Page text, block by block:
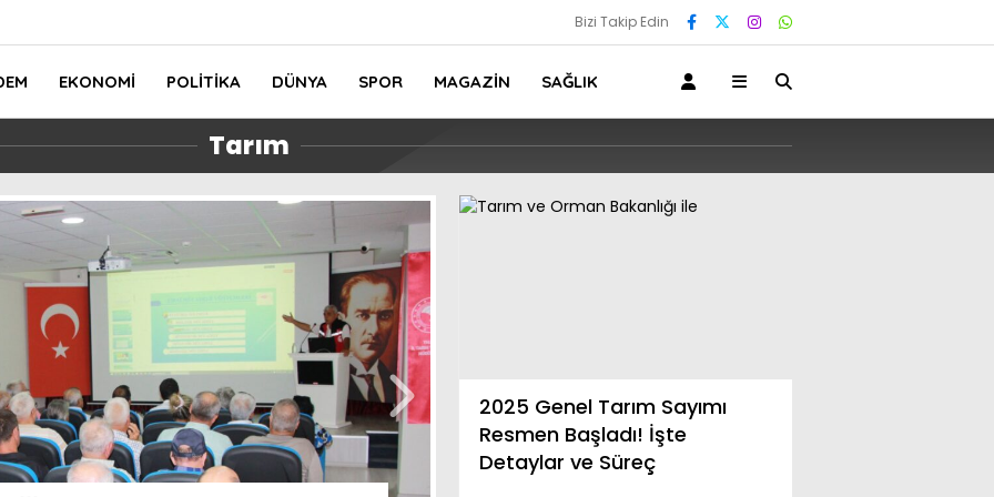
Bizi Takip Edin
EKONOMI POLITIKA DÜNYA SPOR MAGAZIN SAĞLIK
Tarım
Yalova’da Biçerdöver Sahipleri Ve
ve
Eğitim-Bir-Sen Yalova Şube
Başkanı Ahmet
Kotçioğlu’ndan Vali Dr. Hülya
Kaya’ya Ziyaret
2025 Genel Tarım Sayımı
Resmen Başladı! İşte
Detaylar ve Süreç